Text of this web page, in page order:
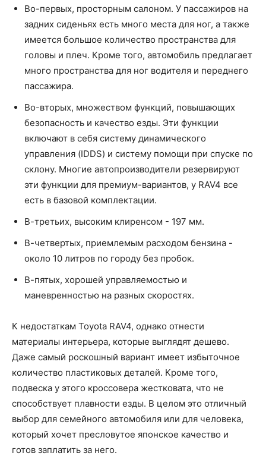
Во-первых, просторным салоном. У пассажиров на
задних сиденьях есть много места для ног, а также
имеется большое количество пространства для
головы и плеч. Кроме того, автомобиль предлагает
много пространства для ног водителя и переднего
пассажира.
Во-вторых, множеством функций, повышающих
безопасность и качество езды. Эти функции
включают в себя систему динамического
управления (IDDS) и систему помощи при спуске по
склону. Многие автопроизводители резервируют
эти функции для премиум-вариантов, у RAV4 все
есть в базовой комплектации.
В-третьих, высоким клиренсом - 197 мм.
В-четвертых, приемлемым расходом бензина -
около 10 литров по городу без пробок.
В-пятых, хорошей управляемостью и
маневренностью на разных скоростях.
К недостаткам Toyota RAV4, однако отнести
материалы интерьера, которые выглядят дешево.
Даже самый роскошный вариант имеет избыточное
количество пластиковых деталей. Кроме того,
подвеска у этого кроссовера жестковата, что не
способствует плавности езды. В целом это отличный
выбор для семейного автомобиля или для человека,
который хочет пресловутое японское качество и
готов заплатить за него.